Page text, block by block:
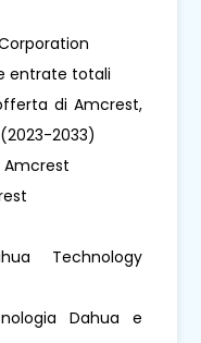
entrate totali
di Amcrest,
2033)
Amcrest
Technology
Dahua e